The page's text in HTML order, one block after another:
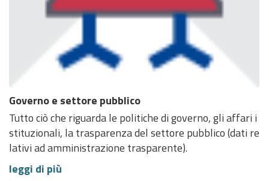
Governo e settore pubblico
Tutto ciò che riguarda le politiche di governo, gli affari i
stituzionali, la trasparenza del settore pubblico (dati re
lativi ad amministrazione trasparente).
leggi di più